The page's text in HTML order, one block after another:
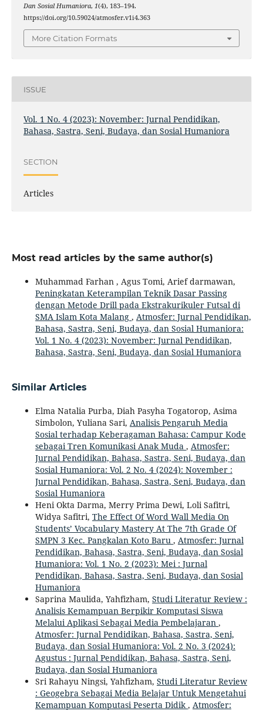
Dan Sosial Humaniora, 1(4), 183–194.
https://doi.org/10.59024/atmosfer.v1i4.363
More Citation Formats
ISSUE
Vol. 1 No. 4 (2023): November: Jurnal Pendidikan,
Bahasa, Sastra, Seni, Budaya, dan Sosial Humaniora
SECTION
Articles
Most read articles by the same author(s)
Muhammad Farhan , Agus Tomi, Arief darmawan,
Peningkatan Keterampilan Teknik Dasar Passing
dengan Metode Drill pada Ekstrakurikuler Futsal di
SMA Islam Kota Malang , Atmosfer: Jurnal Pendidikan,
Bahasa, Sastra, Seni, Budaya, dan Sosial Humaniora:
Vol. 1 No. 4 (2023): November: Jurnal Pendidikan,
Bahasa, Sastra, Seni, Budaya, dan Sosial Humaniora
Similar Articles
Elma Natalia Purba, Diah Pasyha Togatorop, Asima
Simbolon, Yuliana Sari, Analisis Pengaruh Media
Sosial terhadap Keberagaman Bahasa: Campur Kode
sebagai Tren Komunikasi Anak Muda , Atmosfer:
Jurnal Pendidikan, Bahasa, Sastra, Seni, Budaya, dan
Sosial Humaniora: Vol. 2 No. 4 (2024): November :
Jurnal Pendidikan, Bahasa, Sastra, Seni, Budaya, dan
Sosial Humaniora
Heni Okta Darma, Merry Prima Dewi, Loli Safitri,
Widya Safitri, The Effect Of Word Wall Media On
Students’ Vocabulary Mastery At The 7th Grade Of
SMPN 3 Kec. Pangkalan Koto Baru , Atmosfer: Jurnal
Pendidikan, Bahasa, Sastra, Seni, Budaya, dan Sosial
Humaniora: Vol. 1 No. 2 (2023): Mei : Jurnal
Pendidikan, Bahasa, Sastra, Seni, Budaya, dan Sosial
Humaniora
Saprina Maulida, Yahfizham, Studi Literatur Review :
Analisis Kemampuan Berpikir Komputasi Siswa
Melalui Aplikasi Sebagai Media Pembelajaran ,
Atmosfer: Jurnal Pendidikan, Bahasa, Sastra, Seni,
Budaya, dan Sosial Humaniora: Vol. 2 No. 3 (2024):
Agustus : Jurnal Pendidikan, Bahasa, Sastra, Seni,
Budaya, dan Sosial Humaniora
Sri Rahayu Ningsi, Yahfizham, Studi Literatur Review
: Geogebra Sebagai Media Belajar Untuk Mengetahui
Kemampuan Komputasi Peserta Didik, Atmosfer: